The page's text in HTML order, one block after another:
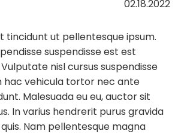
02.18.2022
tincidunt ut pellentesque ipsum.
suspendisse est est
nisl cursus suspendisse
hac vehicula tortor nec ante
Malesuada eu eu, auctor sit
In varius hendrerit purus gravida
Nam pellentesque magna